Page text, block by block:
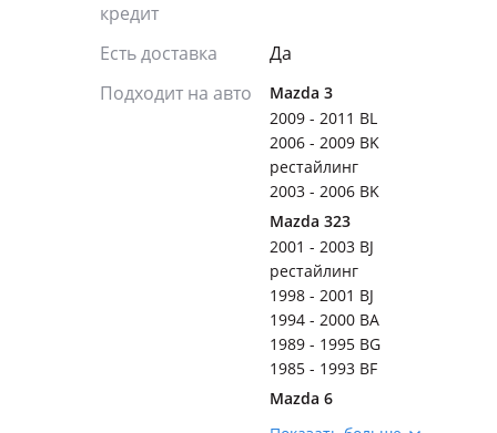
кредит
Есть доставка
Да
Подходит на авто
Mazda 3
2009 - 2011 BL
2006 - 2009 BK
рестайлинг
2003 - 2006 BK
Mazda 323
2001 - 2003 BJ
рестайлинг
1998 - 2001 BJ
1994 - 2000 BA
1989 - 1995 BG
1985 - 1993 BF
Mazda 6
2018 - н.в. GJ [2-й